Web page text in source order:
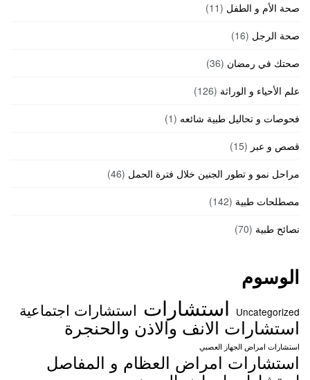
صحة الأم و الطفل (11)
صحة الرجل (16)
صحتك في رمضان (36)
علم الأحياء و الوراثة (126)
فحوصات و تحاليل طبية شائعه (1)
قصص و عبر (15)
مراحل نمو و تطور الجنين خلال فترة الحمل (46)
مصطلحات طبية (142)
نصائح طبية (70)
الوسوم
Uncategorized استشارات استشارات اجتماعية
استشارات الانف والاذن والحنجرة
استشارات امراض الجهاز العصبي
استشارات امراض العظام و المفاصل